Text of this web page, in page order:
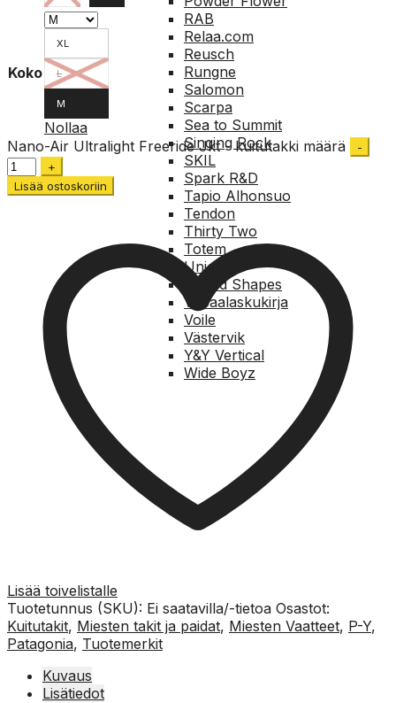
RAB
Relaa.com
Reusch
Rungne
Salomon
Scarpa
Sea to Summit
Singing Rock
SKIL
Spark R&D
Tapio Alhonsuo
Tendon
Thirty Two
Totem
Union
United Shapes
Vapaalaskukirja
Voile
Västervik
Y&Y Vertical
Wide Boyz
Koko
XL
L
M
Nollaa
Nano-Air Ultralight Freeride Jkt - kuitutakki määrä
Lisää ostoskoriin
Lisää toivelistalle
Tuotetunnus (SKU): Ei saatavilla/-tietoa Osastot:
Kuitutakit, Miesten takit ja paidat, Miesten Vaatteet, P-Y,
Patagonia, Tuotemerkit
Kuvaus
Lisätiedot